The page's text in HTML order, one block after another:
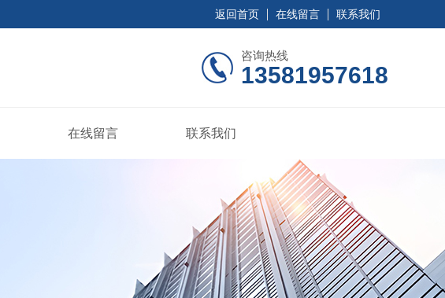
返回首页 在线留言 联系我们
咨询热线
13581957618
在线留言 联系我们